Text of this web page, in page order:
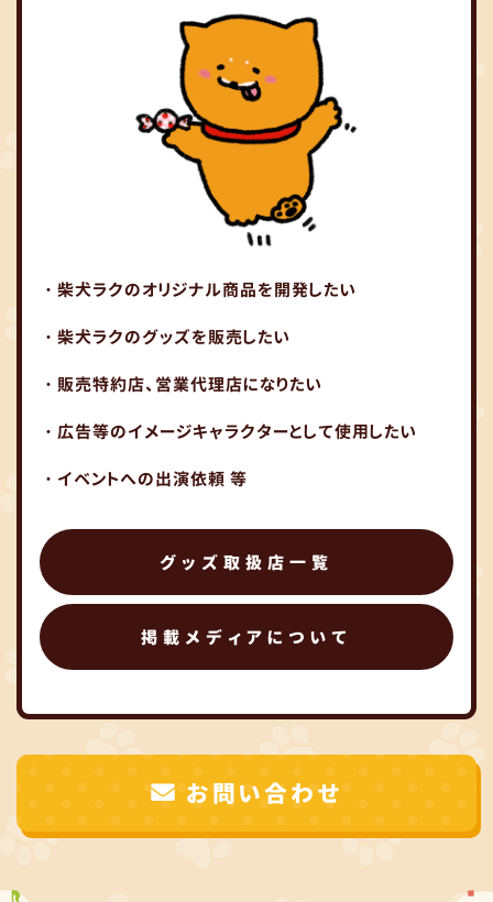
・柴犬ラクのオリジナル商品を開発したい
・柴犬ラクのグッズを販売したい
・販売特約店、営業代理店になりたい
・広告等のイメージキャラクターとして使用したい
・イベントへの出演依頼 等
グッズ取扱店一覧
掲載メディアについて
お問い合わせ